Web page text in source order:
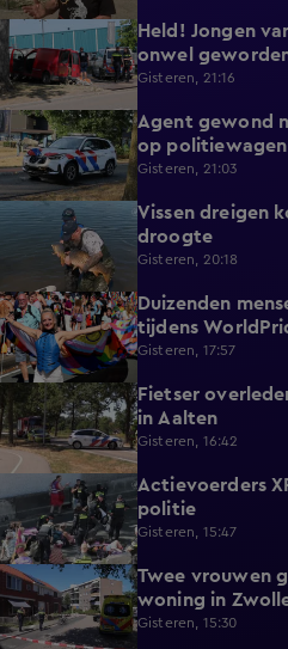
0:30
Held! Jongen
onwel
Gisteren, 21:16
0:32
Agent gewond
op politiewagen
Gisteren, 21:03
1:20
Vissen dreigen
droogte
Gisteren, 20:18
0:31
Duizenden
tijdens
Gisteren, 17:57
0:32
Fietser
in Aalten
Gisteren, 16:42
0:39
Actievoerders
politie
Gisteren, 15:47
0:45
Twee vrouwen
woning in
Gisteren, 15:30